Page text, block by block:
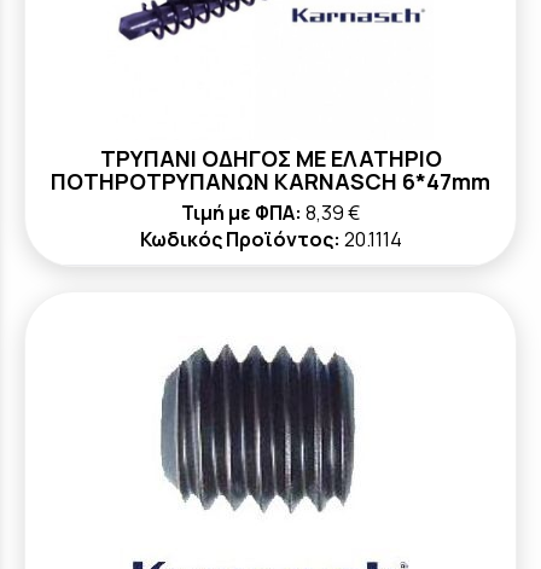
ΤΡΥΠΑΝΙ ΟΔΗΓΟΣ ΜΕ ΕΛΑΤΗΡΙΟ
ΠΟΤΗΡΟΤΡΥΠΑΝΩΝ KARNASCH 6*47mm
Τιμή με ΦΠΑ: 8,39 €
Κωδικός Προϊόντος: 20.1114